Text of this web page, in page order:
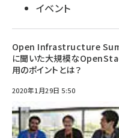
イベント
Open Infrastructure
に聞いた大規模な
用のポイントとは？
2020年1月29日 5:50